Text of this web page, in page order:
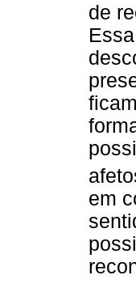
de
em